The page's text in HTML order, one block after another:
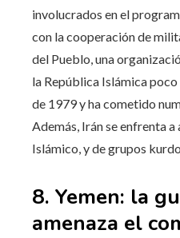
involucrados en el
con la cooperación de
del Pueblo, una
la República Islámica
de 1979 y ha cometido
Además, Irán se enfrenta
Islámico, y de grupos
8. Yemen: la
amenaza el